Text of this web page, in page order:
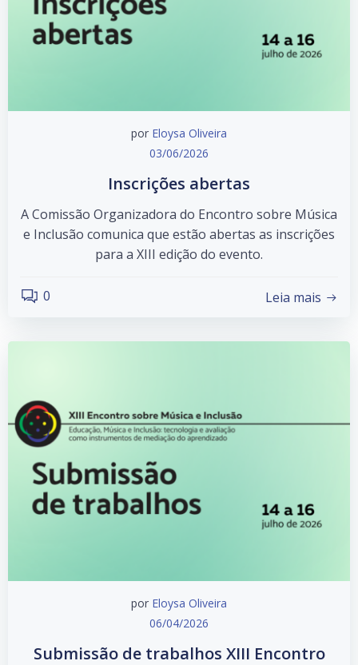
por Eloysa Oliveira
03/06/2026
Inscrições abertas
A Comissão Organizadora do Encontro sobre Música
e Inclusão comunica que estão abertas as inscrições
para a XIII edição do evento.
0 Leia mais
por Eloysa Oliveira
06/04/2026
Submissão de trabalhos XIII Encontro